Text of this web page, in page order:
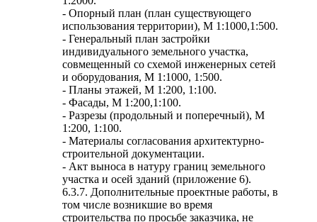
- Опорный план (план существующего
использования территории), М 1:1000,1:500.
- Генеральный план застройки
индивидуального земельного участка,
совмещенный со схемой инженерных сетей
и оборудования, М 1:1000, 1:500.
- Планы этажей, М 1:200, 1:100.
- Фасады, М 1:200,1:100.
- Разрезы (продольный и поперечный), М
1:200, 1:100.
- Материалы согласования архитектурно-
строительной документации.
- Акт выноса в натуру границ земельного
участка и осей зданий (приложение 6).
6.3.7. Дополнительные проектные работы, в
том числе возникшие во время
строительства по просьбе заказчика, не